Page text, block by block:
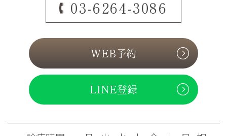
03-6264-3086
WEB予約
LINE登録